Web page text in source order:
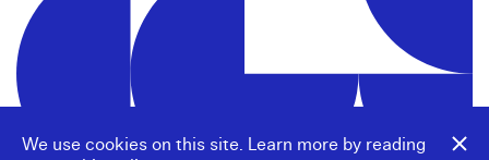
We use cookies on this site. Learn more by reading